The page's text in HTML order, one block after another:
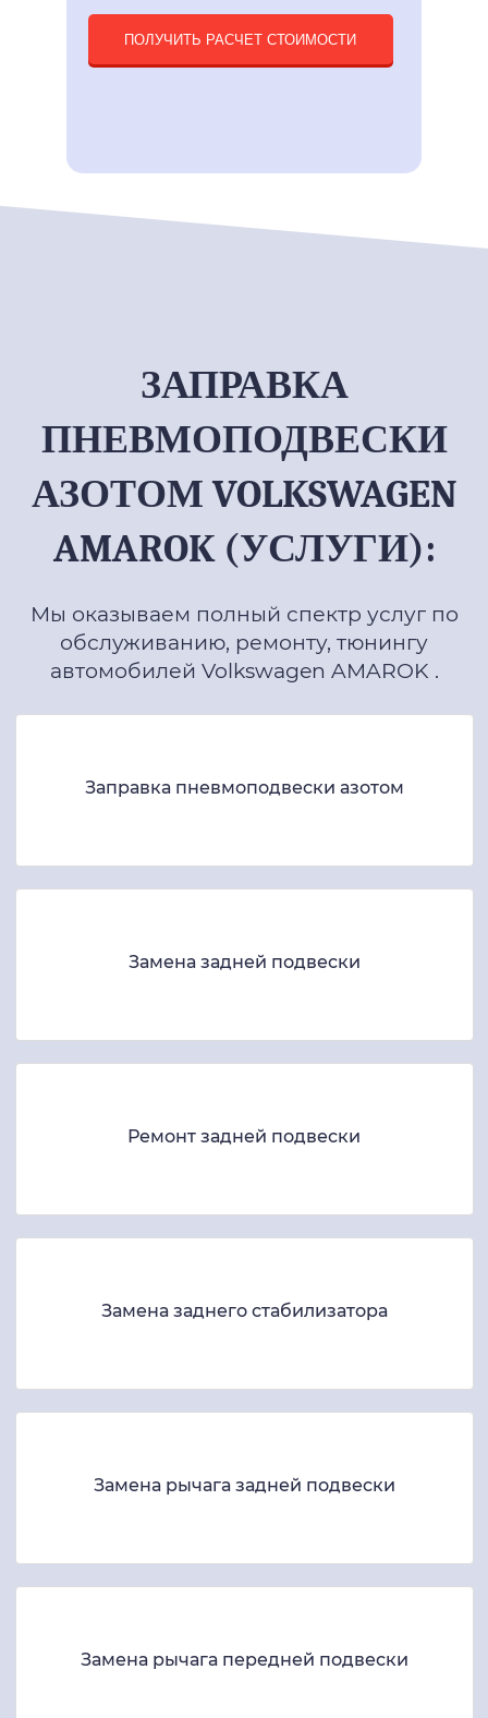
ПОЛУЧИТЬ РАСЧЕТ СТОИМОСТИ
ЗАПРАВКА
ПНЕВМОПОДВЕСКИ
АЗОТОМ VOLKSWAGEN
AMAROK (УСЛУГИ):
Мы оказываем полный спектр услуг по
обслуживанию, ремонту, тюнингу
автомобилей Volkswagen AMAROK .
Заправка пневмоподвески азотом
Замена задней подвески
Ремонт задней подвески
Замена заднего стабилизатора
Замена рычага задней подвески
Замена рычага передней подвески